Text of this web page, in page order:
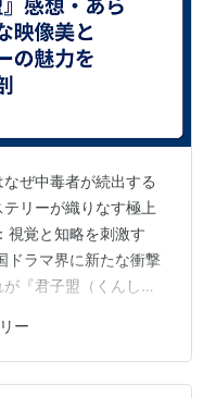
なぜ中毒者が続出する
リーが織りなす極上
視覚と知略を刺激す
ドラマ界に新たな衝撃
『君子盟（くんしめ
りとも目が離せない
性の極めて高いサス
・大風刮過のミステリ
ー